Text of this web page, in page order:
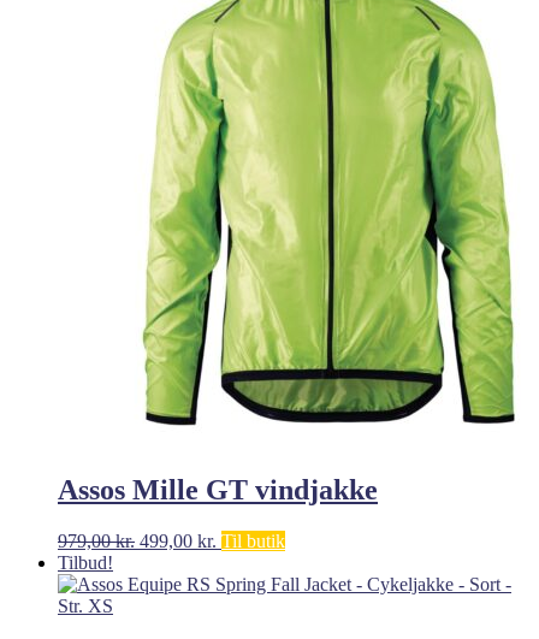
Assos Mille GT vindjakke
979,00kr. Den
pris
499,00 kr. Den
pris
Til butik
Tilbud!